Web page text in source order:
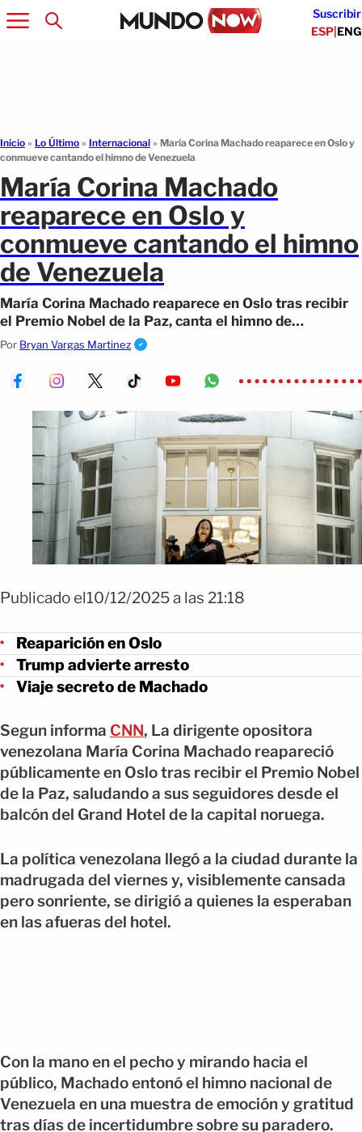
Suscribir
ESP|ENG
Inicio » Lo Último » Internacional » María Corina Machado reaparece en Oslo y
conmueve cantando el himno de Venezuela
María Corina Machado
reaparece en Oslo y
conmueve cantando el himno
de Venezuela
María Corina Machado reaparece en Oslo tras recibir
el Premio Nobel de la Paz, canta el himno de
Venezuela y retoma contacto con seguidores
Por Bryan Vargas Martinez
Publicado el10/12/2025 a las 21:18
Reaparición en Oslo
Trump advierte arresto
Viaje secreto de Machado
Segun informa CNN, La dirigente opositora
venezolana María Corina Machado reapareció
públicamente en Oslo tras recibir el Premio Nobel
de la Paz, saludando a sus seguidores desde el
balcón del Grand Hotel de la capital noruega.
La política venezolana llegó a la ciudad durante la
madrugada del viernes y, visiblemente cansada
pero sonriente, se dirigió a quienes la esperaban
en las afueras del hotel.
Con la mano en el pecho y mirando hacia el
público, Machado entonó el himno nacional de
Venezuela en una muestra de emoción y gratitud
tras días de incertidumbre sobre su paradero.